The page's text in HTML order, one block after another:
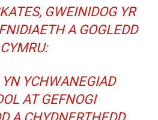
GWEINIDOG YR
A GOGLEDD
CYMRU:
YCHWANEGIAD
AT GEFNOGI